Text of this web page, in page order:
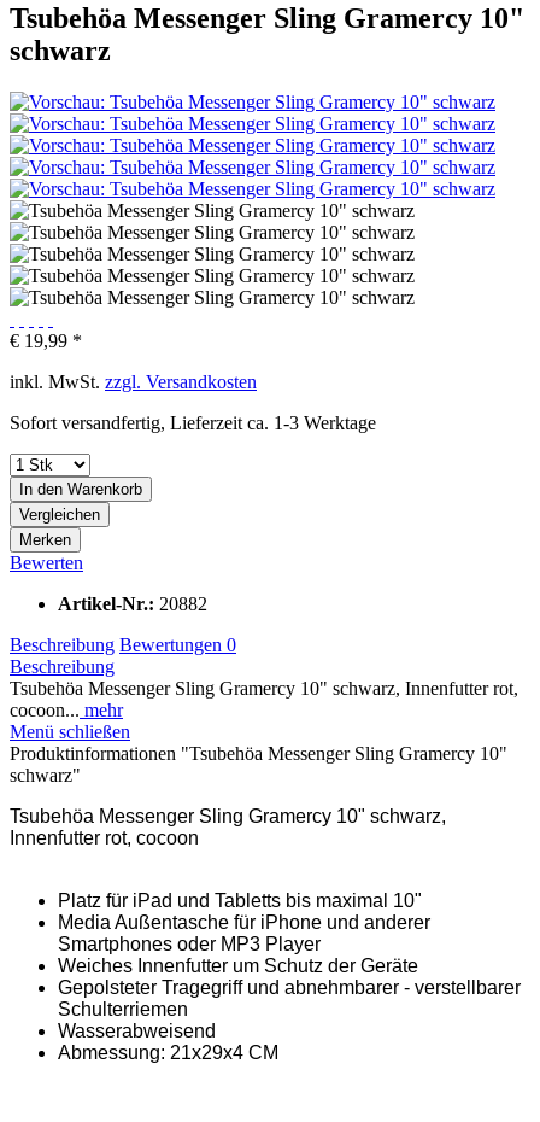
Tsubehöa Messenger Sling Gramercy 10"
schwarz
€ 19,99 *
inkl. MwSt. zzgl. Versandkosten
Sofort versandfertig, Lieferzeit ca. 1-3 Werktage
In den Warenkorb
Vergleichen
Merken
Bewerten
Artikel-Nr.: 20882
Beschreibung Bewertungen 0
Beschreibung
Tsubehöa Messenger Sling Gramercy 10" schwarz, Innenfutter rot,
cocoon... mehr
Menü schließen
Produktinformationen "Tsubehöa Messenger Sling Gramercy 10"
schwarz"
Tsubehöa Messenger Sling Gramercy 10" schwarz,
Innenfutter rot, cocoon
Platz für iPad und Tabletts bis maximal 10"
Media Außentasche für iPhone und anderer
Smartphones oder MP3 Player
Weiches Innenfutter um Schutz der Geräte
Gepolsteter Tragegriff und abnehmbarer - verstellbarer
Schulterriemen
Wasserabweisend
Abmessung: 21x29x4 CM